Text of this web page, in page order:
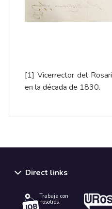
[1] Vicerrector del
en la década de 1830.
Direct links
Trabaja con
nosotros.